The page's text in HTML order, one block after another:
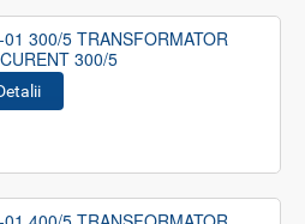
01 300/5 TRANSFORMATOR
300/5